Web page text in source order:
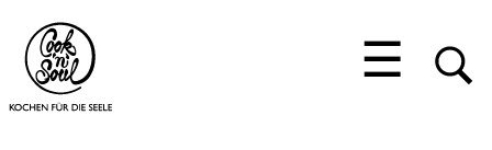
☰